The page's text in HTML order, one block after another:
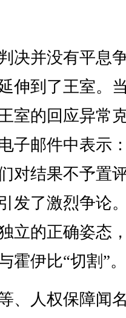
并没有平息
伸到了王室。
室的回应异常
子邮件中表示
对结果不予置
发了激烈争论
立的正确姿态
霍伊比“切割”。
人权保障闻